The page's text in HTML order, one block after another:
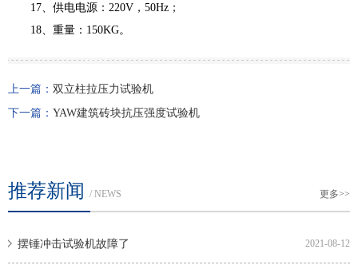
17、供电电源：220V，50Hz；
18、重量：150KG。
上一篇： 双立柱拉压力试验机
下一篇： YAW建筑砖块抗压强度试验机
推荐新闻 / NEWS 更多>>
2021-08-12
摆锤冲击试验机故障了